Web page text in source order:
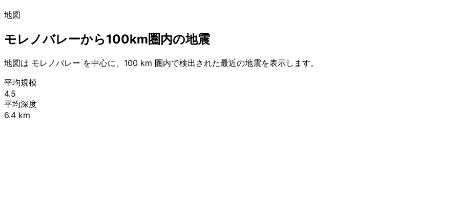
地図
モレノバレーから100km圏内の地震
地図は モレノバレー を中心に、100 km 圏内で検出された最近の地震を表示します。
平均規模
4.5
平均深度
6.4 km